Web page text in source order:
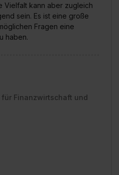
Vielfalt kann aber zugleich
sein. Es ist eine große
Fragen eine
haben.
für Finanzwirtschaft und